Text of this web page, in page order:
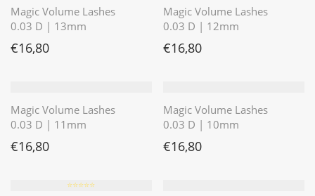
Magic Volume Lashes
0.03 D | 13mm
€16,80
Magic Volume Lashes
0.03 D | 12mm
€16,80
Magic Volume Lashes
0.03 D | 11mm
€16,80
Magic Volume Lashes
0.03 D | 10mm
€16,80
⭐️⭐️⭐️⭐️⭐️